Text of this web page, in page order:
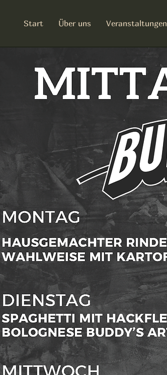
Start Über uns Veranstaltungen